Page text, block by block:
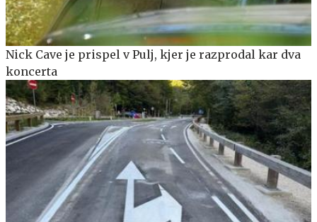
Nick Cave je prispel v Pulj, kjer je razprodal kar dva
koncerta